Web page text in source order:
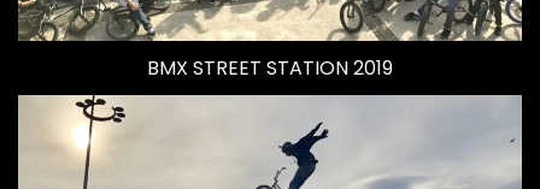
BMX STREET STATION 2019